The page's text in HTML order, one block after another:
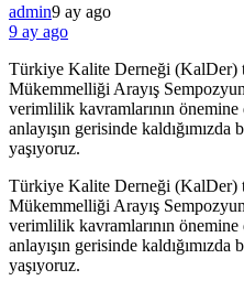
admin9 ay ago
9 ay ago
Türkiye Kalite Derneği (KalDer)
Mükemmelliği Arayış
verimlilik kavramlarının
anlayışın gerisinde kaldığımızda
yaşıyoruz.
​Türkiye Kalite Derneği (KalDer)
Mükemmelliği Arayış
verimlilik kavramlarının
anlayışın gerisinde kaldığımızda
yaşıyoruz.